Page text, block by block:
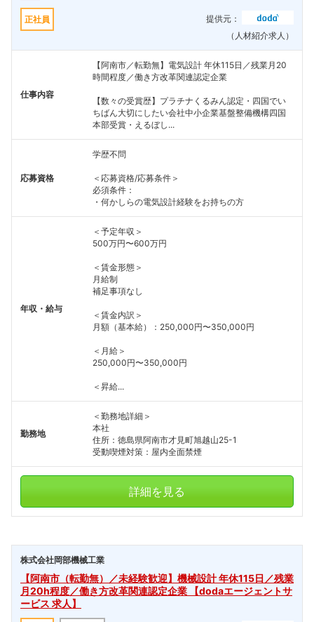
正社員
提供元：
（人材紹介求人）
仕事内容
【阿南市／転勤無】電気設計 年休115日／残業月20
時間程度／働き方改革関連認定企業
【数々の受賞歴】プラチナくるみん認定・四国でい
ちばん大切にしたい会社中小企業基盤整備機構四国
本部受賞・えるぼし...
応募資格
学歴不問
＜応募資格/応募条件＞
必須条件：
・何かしらの電気設計経験をお持ちの方
年収・給与
＜予定年収＞
500万円〜600万円
＜賃金形態＞
月給制
補足事項なし
＜賃金内訳＞
月額（基本給）：250,000円〜350,000円
＜月給＞
250,000円〜350,000円
＜昇給...
勤務地
＜勤務地詳細＞
本社
住所：徳島県阿南市才見町旭越山25-1
受動喫煙対策：屋内全面禁煙
詳細を見る
株式会社岡部機械工業
【阿南市（転勤無）／未経験歓迎】機械設計 年休115日／残業
月20h程度／働き方改革関連認定企業 【dodaエージェントサ
ービス 求人】